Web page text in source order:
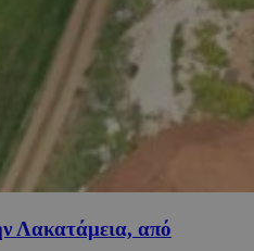
Λακατάμεια, από